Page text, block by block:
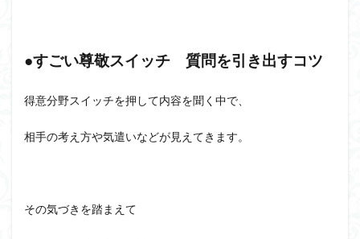
●すごい尊敬スイッチ 質問を引き出すコツ
得意分野スイッチを押して内容を聞く中で、
相手の考え方や気遣いなどが見えてきます。
その気づきを踏まえて